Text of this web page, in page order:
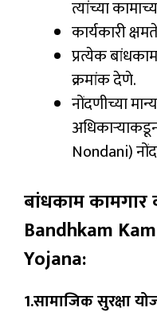
त्यांच्या
कार्यकारी
प्रत्येक
क्रमांक देणे.
नोंदणीच्या
Nondani)
बांधकाम कामगार
Bandhkam
Yojana:
1.सामाजिक सुरक्षा